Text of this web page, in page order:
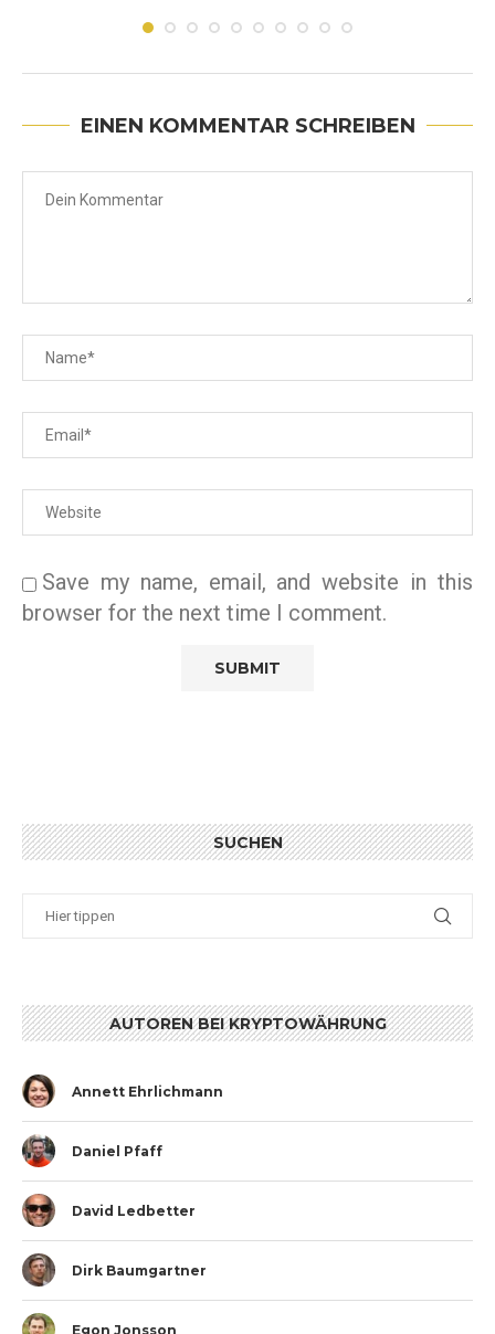
EINEN KOMMENTAR SCHREIBEN
Save my name, email, and website in this
browser for the next time I comment.
SUCHEN
AUTOREN BEI KRYPTOWÄHRUNG
Annett Ehrlichmann
Daniel Pfaff
David Ledbetter
Dirk Baumgartner
Egon Jonsson